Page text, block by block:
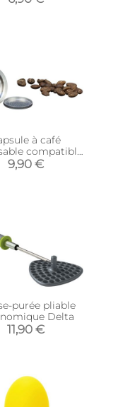
à café
compatible
Nespresso
9,90 €
purée pliable
Delta
11,90 €